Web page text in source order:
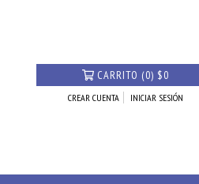
CARRITO (0) $0
CREAR CUENTA INICIAR SESIÓN